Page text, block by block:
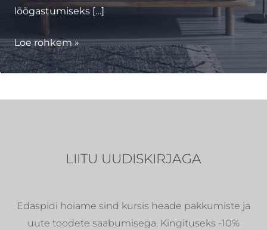
lõõgastumiseks […]
7
lihtsat
nippi,
Loe rohkem »
LIITU UUDISKIRJAGA
Edaspidi hoiame sind kursis heade pakkumiste ja
uute toodete saabumisega. Kingituseks -10%